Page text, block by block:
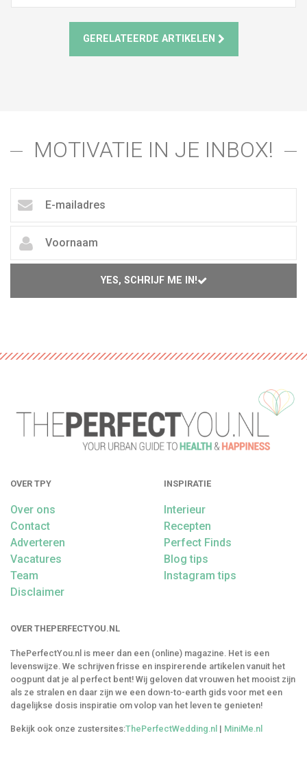
GERELATEERDE ARTIKELEN
MOTIVATIE IN JE INBOX!
YES, SCHRIJF ME IN!
OVER TPY
Over ons
Contact
Adverteren
Vacatures
Team
Disclaimer
INSPIRATIE
Interieur
Recepten
Perfect Finds
Blog tips
Instagram tips
OVER THEPERFECTYOU.NL
ThePerfectYou.nl is meer dan een (online) magazine. Het is een
levenswijze. We schrijven frisse en inspirerende artikelen vanuit het
oogpunt dat je al perfect bent! Wij geloven dat vrouwen het mooist zijn
als ze stralen en daar zijn we een down-to-earth gids voor met een
dagelijkse dosis inspiratie om volop van het leven te genieten!
Bekijk ook onze zustersites:ThePerfectWedding.nl | MiniMe.nl